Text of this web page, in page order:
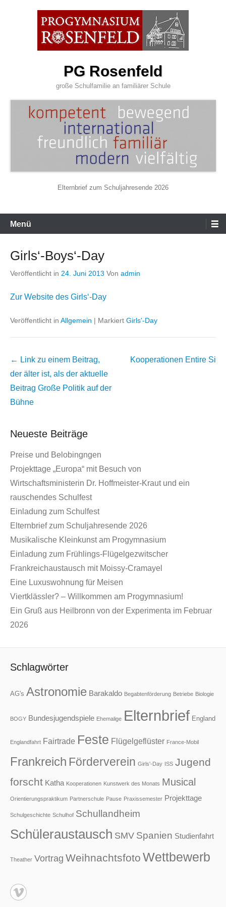
PG Rosenfeld
große Schulfamilie an familiärer Schule
Elternbrief zum Schuljahresende 2026
Primäres
Menü
Menü
Girls‘-Boys‘-Day
Veröffentlicht in 24. Juni 2013 Von admin
Zur Website des Girls‘-Day
Veröffentlicht in Allgemein | Markiert Girls'-Day
Beitrags
Übersicht
← Link zu einem Beitrag,
der älter ist, als der aktuelle
Beitrag Große Politik auf der
Bühne
Kooperationen Entire Si
Neueste Beiträge
Preise und Belobingngen
Projekttage „Europa“ mit Besuch von
Wirtschaftsministerin Dr. Hoffmeister-Kraut und ein
rauschendes Schulfest
Einladung zum Schulfest
Elternbrief zum Schuljahresende 2026
Musikalische Kleinkunst am Progymnasium
Einladung zum Frühlings-Flügelgezwitscher
Frankreichaustausch mit Moissy-Cramayel
Eine Luxuswohnung für Meisen
Viertklässler? – Willkommen am Progymnasium!
Ein Gruß aus Heilbronn von der Experimenta im Februar
2026
Schlagwörter
AG's Astronomie Barakaldo Begabtenförderung Betriebe Biologie
BOGY Bundesjugendspiele Ehemalige Elternbrief England
Englandfahrt Fairtrade Feste Flügelgeflüster France-Mobil
Frankreich Förderverein Girls'-Day ISS Jugend
forscht Katha Kooperationen Kunstwerk des Monats Musical
Orientierungspraktikum Partnerschule Pause Praxissemester Projekttage
Schulgeschichte Schulhof Schullandheim
Schüleraustausch SMV Spanien Studienfahrt
Theather Vortrag Weihnachtsfoto Wettbewerb